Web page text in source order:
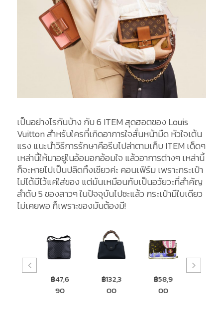
เป็นอย่างไรกันบ้าง กับ 6 ITEM สุดฮอตของ Louis
Vuitton สำหรับใครที่เกิดอาการใจสั่นหน้ามืด หัวใจเต้น
แรง แนะนำวิธีการรักษาคือรีบไปล่าตามเก็บ ITEM เด็ดๆ
เหล่านี้ให้มาอยู่ในอ้อมอกอ้อมใจ แล้วอาการต่างๆ เหล่านี้
ก็จะหายไปเป็นปลิดทิ้งเชียวค่ะ คอนเฟิร์ม เพราะกระเป๋า
ไม่ได้มีไว้แค่ใส่ของ แต่มันเหมือนกับเป็นอวัยวะที่สำคัญ
ลำดับ 5 ของสาวๆ ในปัจจุบันไปซะแล้ว กระเป๋ามีใบเดียว
ไม่เคยพอ ก็เพราะของมันต้องมี!
฿132,3
฿58,9
฿83,6
00